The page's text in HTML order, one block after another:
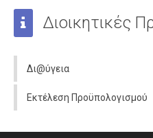
Διοικητικές
Δι@ύγεια
Εκτέλεση Προϋπολογισμού